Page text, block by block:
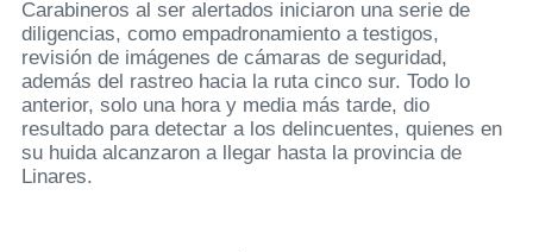
Carabineros al ser alertados iniciaron una serie de
diligencias, como empadronamiento a testigos,
revisión de imágenes de cámaras de seguridad,
además del rastreo hacia la ruta cinco sur. Todo lo
anterior, solo una hora y media más tarde, dio
resultado para detectar a los delincuentes, quienes en
su huida alcanzaron a llegar hasta la provincia de
Linares.